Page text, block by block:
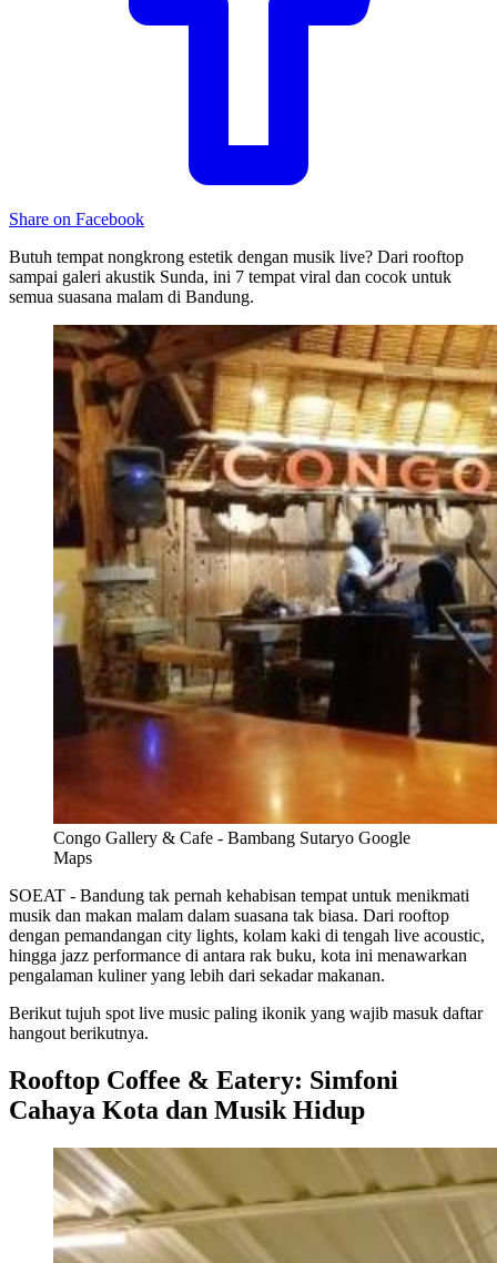
Share on Facebook
Butuh tempat nongkrong estetik dengan musik live? Dari rooftop
sampai galeri akustik Sunda, ini 7 tempat viral dan cocok untuk
semua suasana malam di Bandung.
Congo Gallery & Cafe - Bambang Sutaryo Google
Maps
SOEAT - Bandung tak pernah kehabisan tempat untuk menikmati
musik dan makan malam dalam suasana tak biasa. Dari rooftop
dengan pemandangan city lights, kolam kaki di tengah live acoustic,
hingga jazz performance di antara rak buku, kota ini menawarkan
pengalaman kuliner yang lebih dari sekadar makanan.
Berikut tujuh spot live music paling ikonik yang wajib masuk daftar
hangout berikutnya.
Rooftop Coffee & Eatery: Simfoni
Cahaya Kota dan Musik Hidup